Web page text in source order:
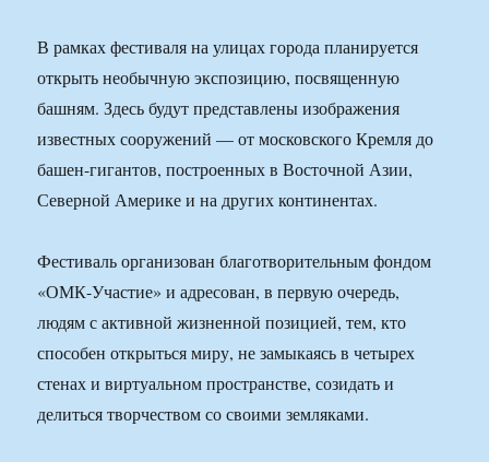
В рамках фестиваля на улицах города планируется
открыть необычную экспозицию, посвященную
башням. Здесь будут представлены изображения
известных сооружений — от московского Кремля до
башен-гигантов, построенных в Восточной Азии,
Северной Америке и на других континентах.
Фестиваль организован благотворительным фондом
«ОМК-Участие» и адресован, в первую очередь,
людям с активной жизненной позицией, тем, кто
способен открыться миру, не замыкаясь в четырех
стенах и виртуальном пространстве, созидать и
делиться творчеством со своими земляками.